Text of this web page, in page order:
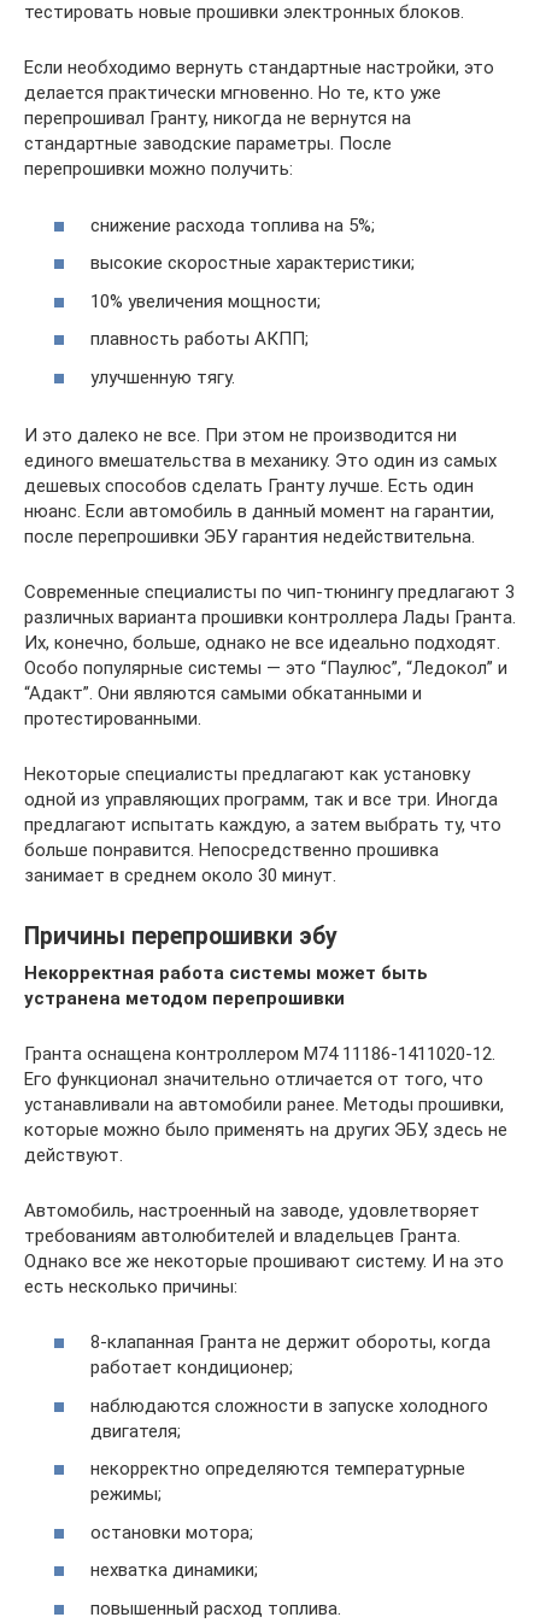
тестировать новые прошивки электронных блоков.
Если необходимо вернуть стандартные настройки, это
делается практически мгновенно. Но те, кто уже
перепрошивал Гранту, никогда не вернутся на
стандартные заводские параметры. После
перепрошивки можно получить:
снижение расхода топлива на 5%;
высокие скоростные характеристики;
10% увеличения мощности;
плавность работы АКПП;
улучшенную тягу.
И это далеко не все. При этом не производится ни
единого вмешательства в механику. Это один из самых
дешевых способов сделать Гранту лучше. Есть один
нюанс. Если автомобиль в данный момент на гарантии,
после перепрошивки ЭБУ гарантия недействительна.
Современные специалисты по чип-тюнингу предлагают 3
различных варианта прошивки контроллера Лады Гранта.
Их, конечно, больше, однако не все идеально подходят.
Особо популярные системы — это “Паулюс”, “Ледокол” и
“Адакт”. Они являются самыми обкатанными и
протестированными.
Некоторые специалисты предлагают как установку
одной из управляющих программ, так и все три. Иногда
предлагают испытать каждую, а затем выбрать ту, что
больше понравится. Непосредственно прошивка
занимает в среднем около 30 минут.
Причины перепрошивки эбу
Некорректная работа системы может быть
устранена методом перепрошивки
Гранта оснащена контроллером М74 11186-1411020-12.
Его функционал значительно отличается от того, что
устанавливали на автомобили ранее. Методы прошивки,
которые можно было применять на других ЭБУ, здесь не
действуют.
Автомобиль, настроенный на заводе, удовлетворяет
требованиям автолюбителей и владельцев Гранта.
Однако все же некоторые прошивают систему. И на это
есть несколько причины:
8-клапанная Гранта не держит обороты, когда
работает кондиционер;
наблюдаются сложности в запуске холодного
двигателя;
некорректно определяются температурные
режимы;
остановки мотора;
нехватка динамики;
повышенный расход топлива.